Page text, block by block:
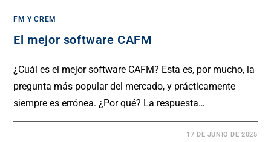
FM Y CREM
El mejor software CAFM
¿Cuál es el mejor software CAFM? Esta es, por mucho, la
pregunta más popular del mercado, y prácticamente
siempre es errónea. ¿Por qué? La respuesta…
17 DE JUNIO DE 2025